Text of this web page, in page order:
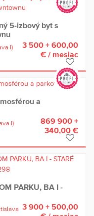
5-izbový byt s
I)
3 500 + 600,00
€ / mesiac
a
I)
869 900 +
340,00 €
PARKU, BA I -
3 900 + 500,00